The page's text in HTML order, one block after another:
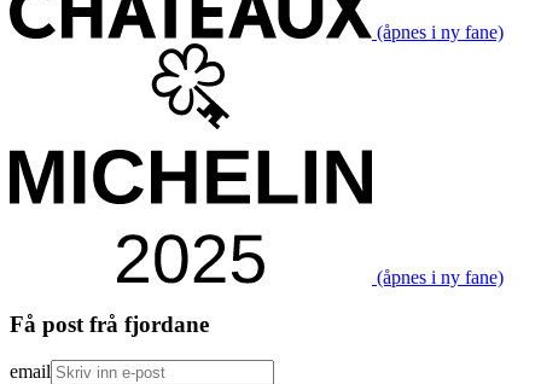
(åpnes i ny fane)
(åpnes i ny fane)
Få post frå fjordane
email